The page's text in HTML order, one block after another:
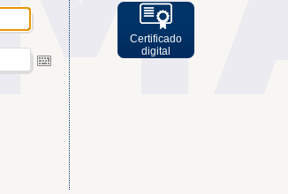
Certificado
digital